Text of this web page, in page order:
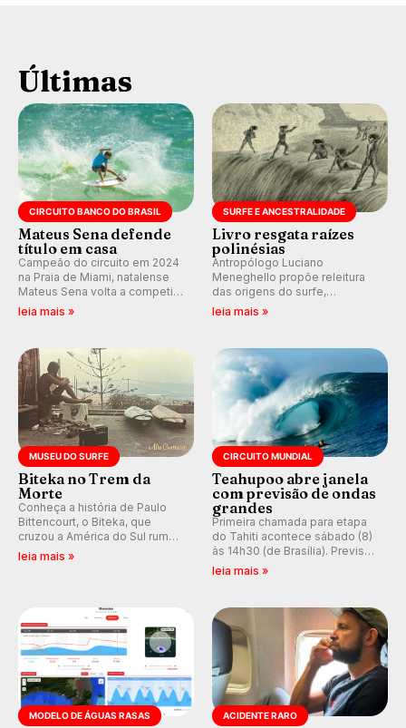
Últimas
CIRCUITO BANCO DO BRASIL
Mateus Sena defende
título em casa
Campeão do circuito em 2024
na Praia de Miami, natalense
Mateus Sena volta a competir
em casa em busca de manter a
leia mais »
SURFE E ANCESTRALIDADE
Livro resgata raízes
polinésias
Antropólogo Luciano
Meneghello propõe releitura
das origens do surfe,
resgatando a cultura polinésia
prática em esporte e indústria.
leia mais »
MUSEU DO SURFE
Biteka no Trem da
Morte
Conheça a história de Paulo
Bittencourt, o Biteka, que
cruzou a América do Sul rumo
ao Pacífico em uma jornada
leia mais »
CIRCUITO MUNDIAL
Teahupoo abre janela
com previsão de ondas
grandes
Primeira chamada para etapa
do Tahiti acontece sábado (8)
às 14h30 (de Brasília). Previsão
indica swell consistente.
Kelly Slater convidado.
leia mais »
MODELO DE ÁGUAS RASAS ACIDENTE RARO